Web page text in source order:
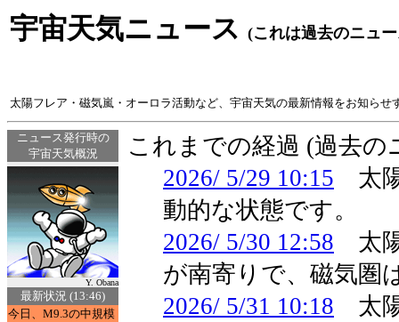
宇宙天気ニュース (これは過去のニュ
太陽フレア・磁気嵐・オーロラ活動など、宇宙天気の最新情報をお知らせ
ニュース発行時の
宇宙天気概況
Y. Obana
最新状況 (13:46)
今日、M9.3の中規模
これまでの経過 (過去
2026/ 5/29 10:15 太
動的な状態です。
2026/ 5/30 12:58 太
が南寄りで、磁気圏
2026/ 5/31 10:18 太